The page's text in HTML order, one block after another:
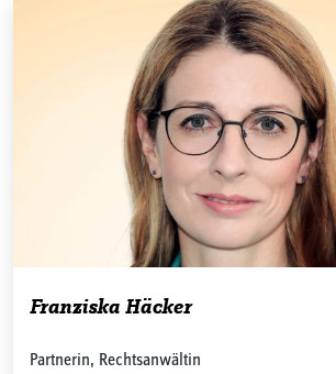
Franziska Häcker
Partnerin, Rechtsanwältin